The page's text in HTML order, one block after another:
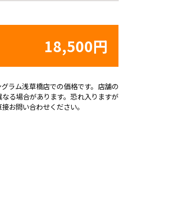
18,500円
ラム浅草橋店での価格です。店舗の
る場合があります。恐れ入りますが
お問い合わせください。